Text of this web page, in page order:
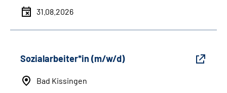
31.08.2026
Sozialarbeiter*in (m/w/d)
Bad Kissingen